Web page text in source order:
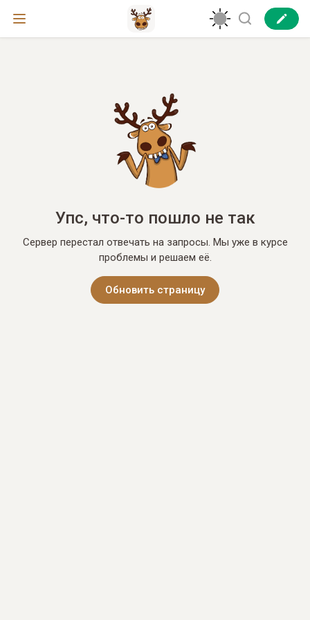
Упс, что-то пошло не так
Сервер перестал отвечать на запросы. Мы уже в курсе
проблемы и решаем её.
Обновить страницу